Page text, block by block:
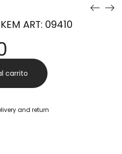
ART: 09410
carrito
and return